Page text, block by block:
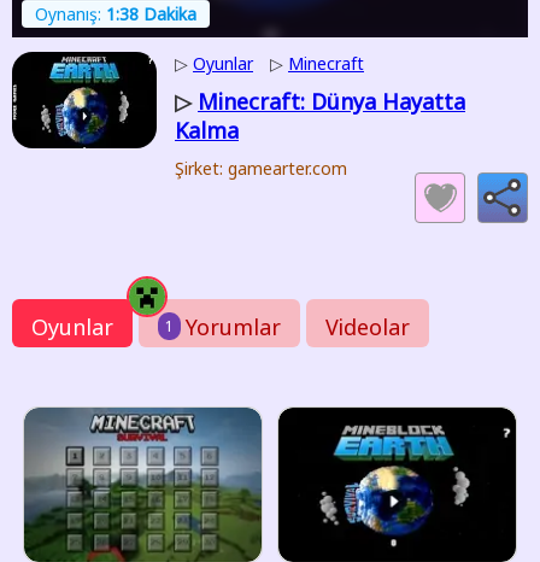
Oynanış: 1:38 Dakika
▷ Oyunlar ▷ Minecraft
▷ Minecraft: Dünya Hayatta
Kalma
Şirket: gamearter.com
Oyunlar 1 Yorumlar Videolar